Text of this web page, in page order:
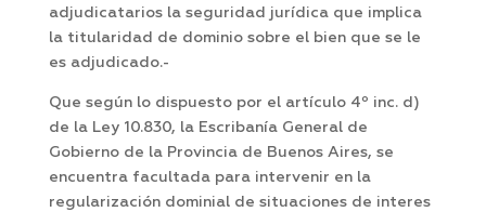
adjudicatarios la seguridad jurídica que implica
la titularidad de dominio sobre el bien que se le
es adjudicado.-
Que según lo dispuesto por el artículo 4º inc. d)
de la Ley 10.830, la Escribanía General de
Gobierno de la Provincia de Buenos Aires, se
encuentra facultada para intervenir en la
regularización dominial de situaciones de interes